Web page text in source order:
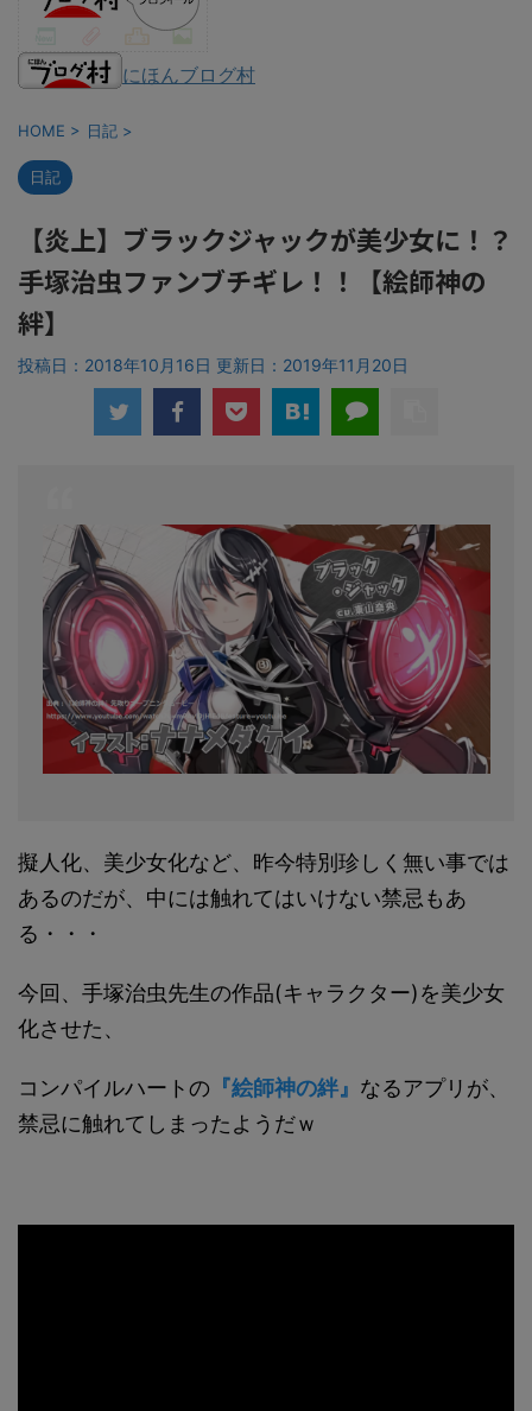
にほんブログ村
HOME > 日記 >
日記
【炎上】ブラックジャックが美少女に！？
手塚治虫ファンブチギレ！！【絵師神の
絆】
投稿日：2018年10月16日 更新日： 2019年11月20日
擬人化、美少女化など、昨今特別珍しく無い事では
あるのだが、中には触れてはいけない禁忌もあ
る・・・
今回、手塚治虫先生の作品(キャラクター)を美少女
化させた、
コンパイルハートの 『絵師神の絆』 なるアプリが、
禁忌に触れてしまったようだｗ